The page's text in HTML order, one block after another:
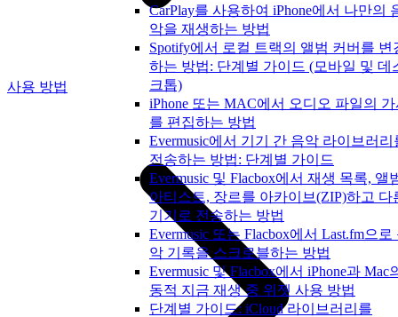
CarPlay를 사용하여 iPhone에서 나만의
악을 재생하는 방법
Spotify에서 로컬 트랙의 앨범 커버를 변
하는 방법: 단계별 가이드 (모바일 및 데
크톱)
iPhone 또는 MAC에서 오디오 파일의
를 편집하는 방법
Evermusic에서 기기 간 음악 라이브러리
전송하는 방법: 단계별 가이드
Evermusic 및 Flacbox에서 재생 목록, 앨
아티스트, 장르를 아카이브(ZIP)하고 다
기기로 전송하는 방법
Evermusic 또는 Flacbox에서 Last.fm으로
악 기록을 스크로블하는 방법
Evermusic 및 Flacbox에서 iPhone과 Mac
동적 지금 재생 중 위젯 사용 방법
단계별 가이드: iCloud 라이브러리를
사용 방법